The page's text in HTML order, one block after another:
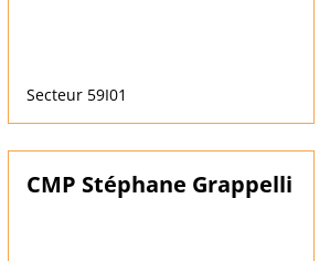
Secteur 59I01
CMP Stéphane Grappelli